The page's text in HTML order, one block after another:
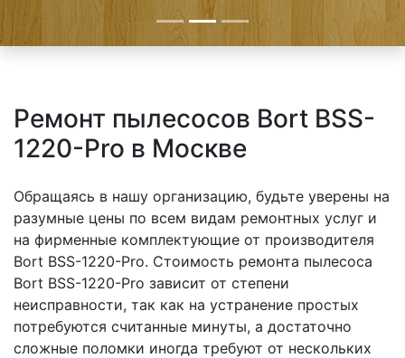
Ремонт пылесосов Bort BSS-
1220-Pro в Москве
Обращаясь в нашу организацию, будьте уверены на
разумные цены по всем видам ремонтных услуг и
на фирменные комплектующие от производителя
Bort BSS-1220-Pro. Стоимость ремонта пылесоса
Bort BSS-1220-Pro зависит от степени
неисправности, так как на устранение простых
потребуются считанные минуты, а достаточно
сложные поломки иногда требуют от нескольких